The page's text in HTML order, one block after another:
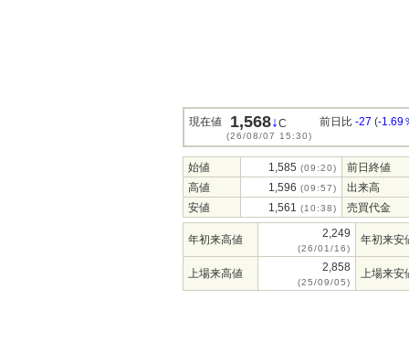
現在値 1,568↓C
(26/08/07 15:30)
前日比 -27 (-1.69
始値 1,585 (09:20)
前日終値
高値
1,596 (09:57)
出来高
安値
1,561 (10:38) 売買代金
年初来高値 2,249
(26/01/16)
年初来安
上場来高値 2,858
(25/09/05)
上場来安